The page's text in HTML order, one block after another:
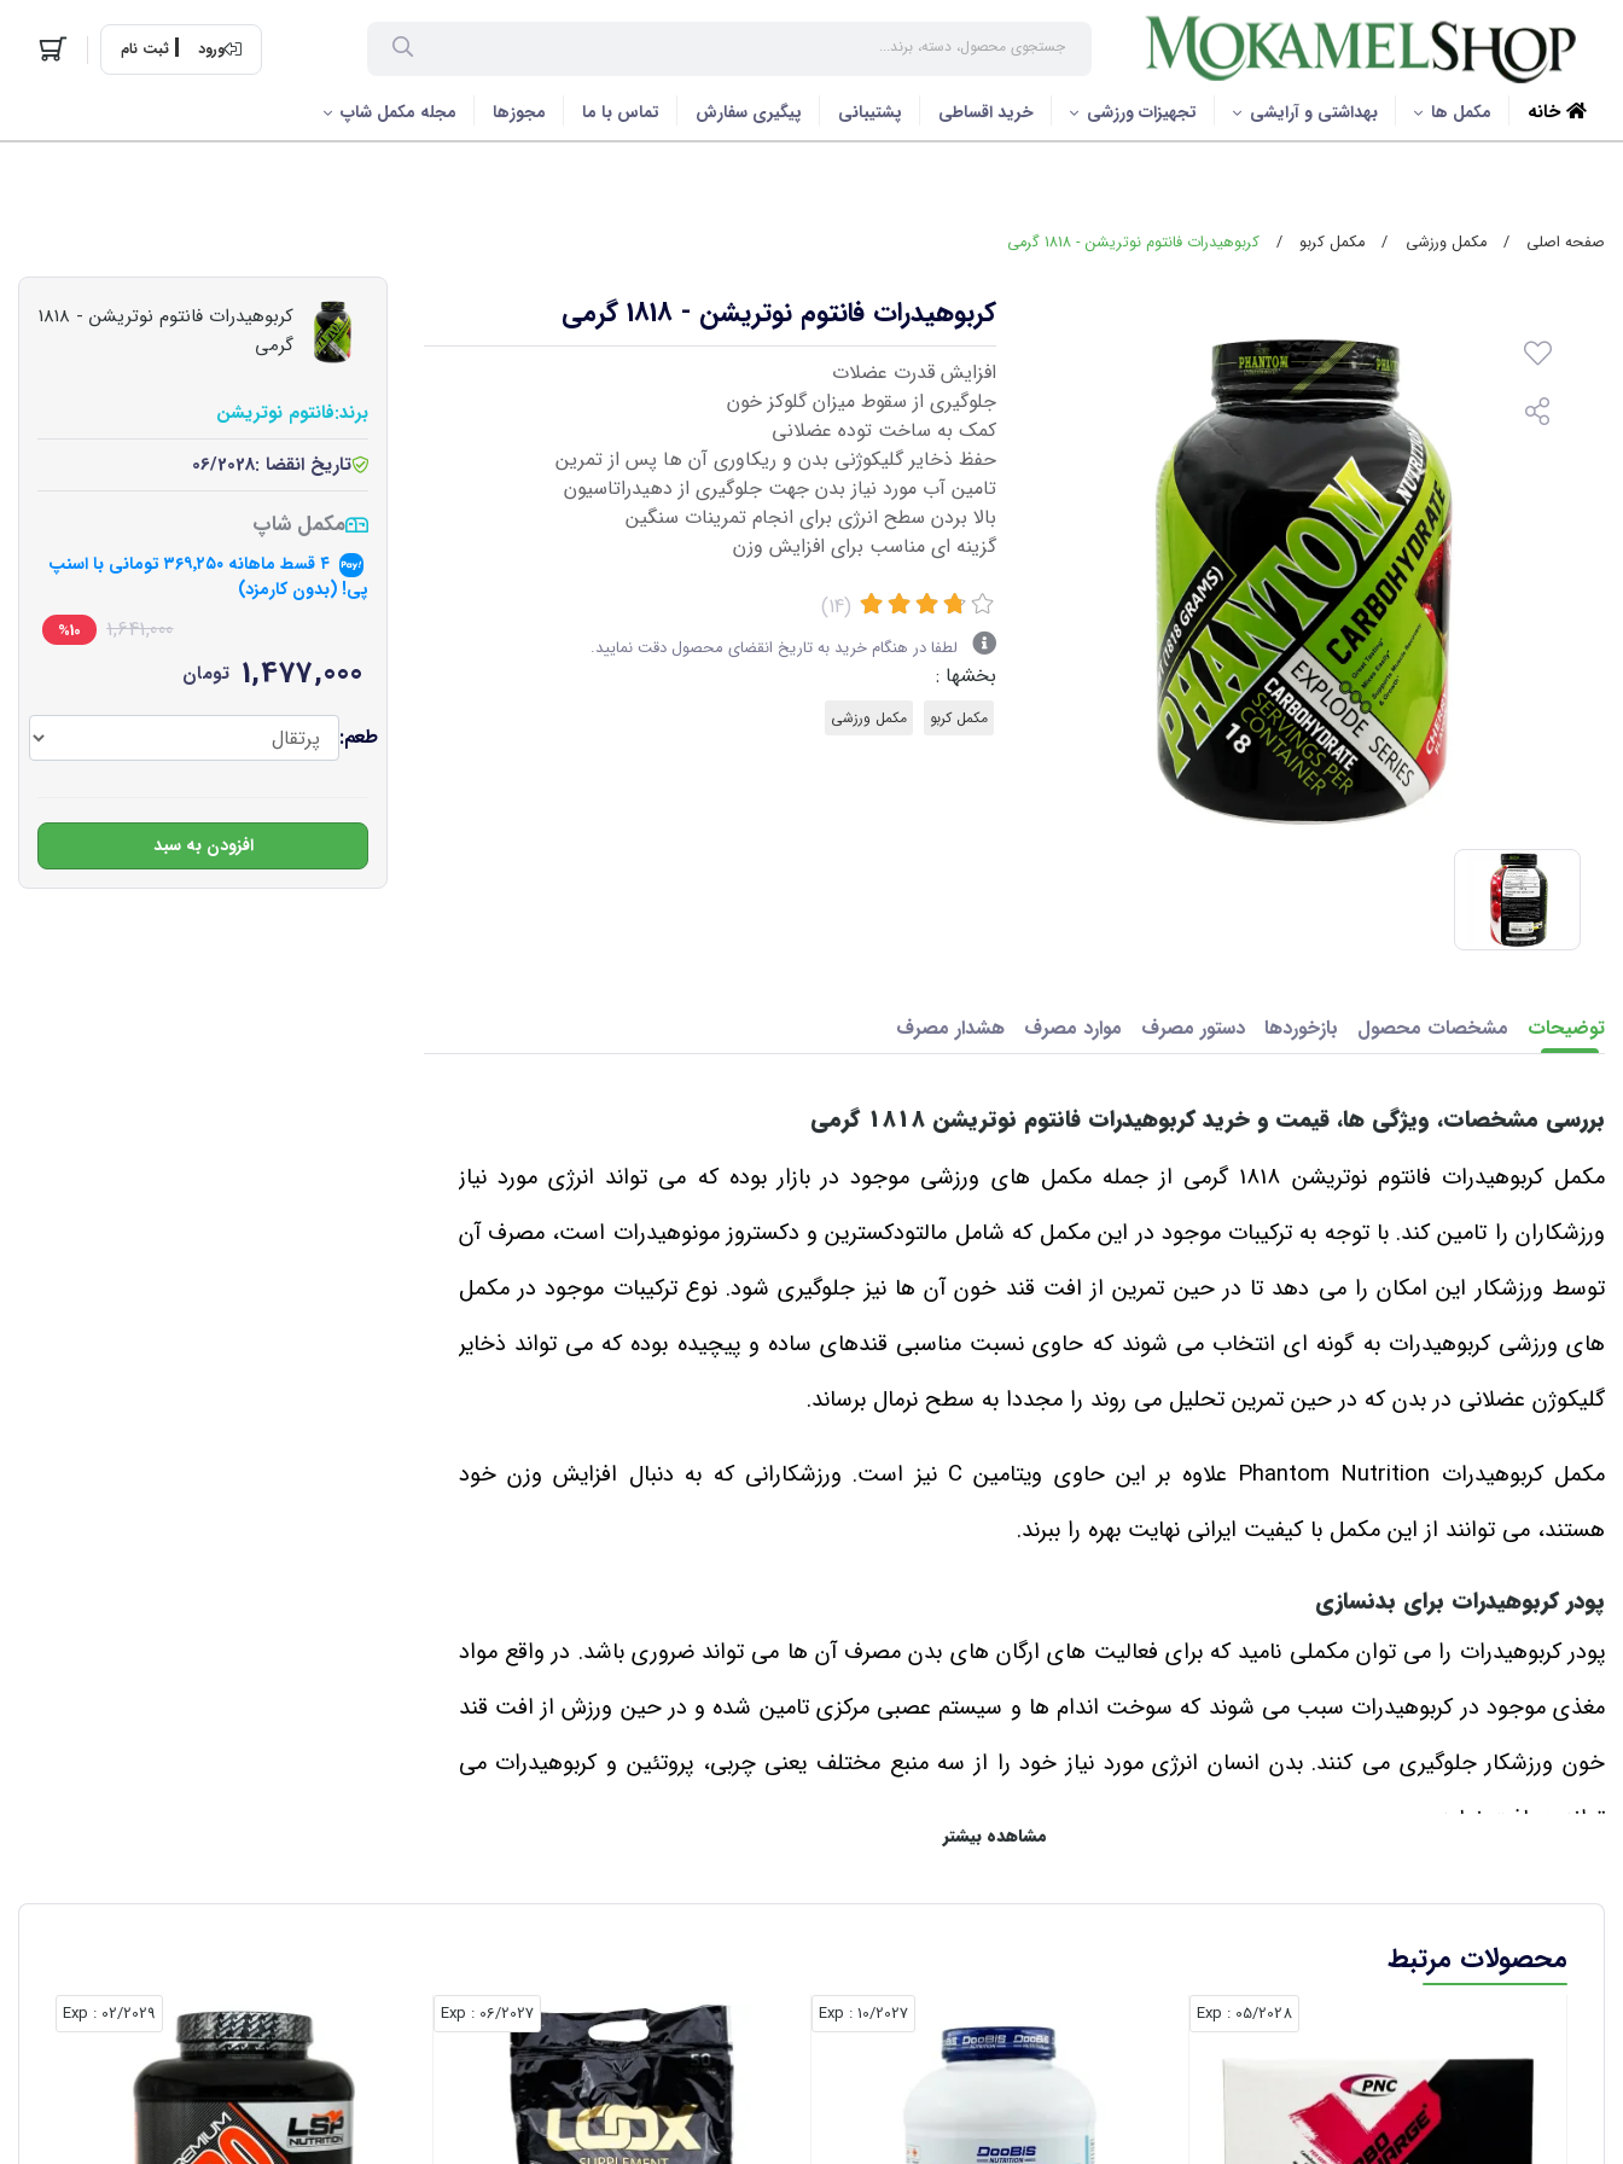
ورود ثبت نام
خانه مکمل ها بهداشتی و آرایشی تجهیزات ورزشی خرید اقساطی پشتیبانی پیگیری سفارش تماس با ما مجوزها مجله مکمل شاپ
صفحه اصلی / مکمل ورزشی / مکمل کربو / کربوهیدرات فانتوم نوتریشن - 1818 گرمی
کربوهیدرات فانتوم نوتریشن - 1818 گرمی
افزایش قدرت عضلات
جلوگیری از سقوط میزان گلوکز خون
کمک به ساخت توده عضلانی
حفظ ذخایر گلیکوژنی بدن و ریکاوری آن ها پس از تمرین
تامین آب مورد نیاز بدن جهت جلوگیری از دهیدراتاسیون
بالا بردن سطح انرژی برای انجام تمرینات سنگین
گزینه ای مناسب برای افزایش وزن
(14)
لطفا در هنگام خرید به تاریخ انقضای محصول دقت نمایید.
بخشها :
مکمل کربو مکمل ورزشی
توضیحات مشخصات محصول بازخوردها دستور مصرف موارد مصرف هشدار مصرف
بررسی مشخصات، ویژگی ‌ها، قیمت و خرید کربوهیدرات فانتوم نوتریشن 1818
گرمی
مکمل کربوهیدرات فانتوم نوتریشن 1818 گرمی از جمله مکمل‌ های ورزشی موجود در بازار بوده که می‌ تواند انرژی مورد نیاز
ورزشکاران را تامین کند. با توجه به ترکیبات موجود در این مکمل که شامل مالتودکسترین و دکستروز مونوهیدرات است، مصرف آن
توسط ورزشکار این امکان را می‌ دهد تا در حین تمرین از افت قند خون آن ها نیز جلوگیری شود. نوع ترکیبات موجود در مکمل‌
های ورزشی کربوهیدرات به گونه‌ ای انتخاب می‌ شوند که حاوی نسبت مناسبی قندهای ساده و پیچیده بوده که می‌ تواند ذخایر
گلیکوژن عضلانی در بدن که در حین تمرین تحلیل می‌ روند را مجددا به سطح نرمال برساند.
مکمل کربوهیدرات Phantom Nutrition علاوه بر این حاوی ویتامین C نیز است. ورزشکارانی که به دنبال افزایش وزن خود
هستند، می‌ توانند از این مکمل با کیفیت ایرانی نهایت بهره را ببرند.
پودر کربوهیدرات برای بدنسازی
پودر کربوهیدرات را می‌ توان مکملی نامید که برای فعالیت‌ های ارگان‌ های بدن مصرف آن ها می‌ تواند ضروری باشد. در واقع مواد
مغذی موجود در کربوهیدرات سبب می‌ شوند که سوخت اندام‌ ها و سیستم عصبی مرکزی تامین شده و در حین ورزش از افت قند
خون ورزشکار جلوگیری می‌ کنند. بدن انسان انرژی مورد نیاز خود را از سه منبع مختلف یعنی چربی، پروتئین و کربوهیدرات می‌
تواند دریافت نماید.
روز را افزایش دهند، به سراغ تامین کربوهیدرات مورد نیاز بدن نیز بروند. پودر کربوهیدرات علاوه بر این می‌ تواند با تامین گلیکوژن
خون و همچنین رساندن گلوکز به سطح نرمال ورزشکاران را یاری کند تا در حین انجام تمرینات سخت و شدید انرژی لازم را داشته
باشند. هنگامی که ورزشکار مشغول به انجام تمرینات سنگین می‌ شود با کاهش سطح کربوهیدرات در بدن مواجه خواهد شد. بسته
به شدت و میزان تمرینات سطح کربوهیدرات در بدن تغییر می‌ یابد. چنانچه کاهش کربوهیدرات در بدن ادامه‌ دار باشد، برای
مشاهده بیشتر
کربوهیدرات فانتوم نوتریشن - 1818
گرمی
برند:فانتوم نوتریشن
تاریخ انقضا :06/2028
مکمل شاپ
۳۶۹٬۲۵۰تومانی با اسنپ
پی! (بدون کارمزد)
1,641,000
%10
1,477,000 تومان
طعم:
افزودن به سبد
محصولات مرتبط
05/2028
: Exp
10/2027
: Exp
06/2027
: Exp
02/2029
: Exp